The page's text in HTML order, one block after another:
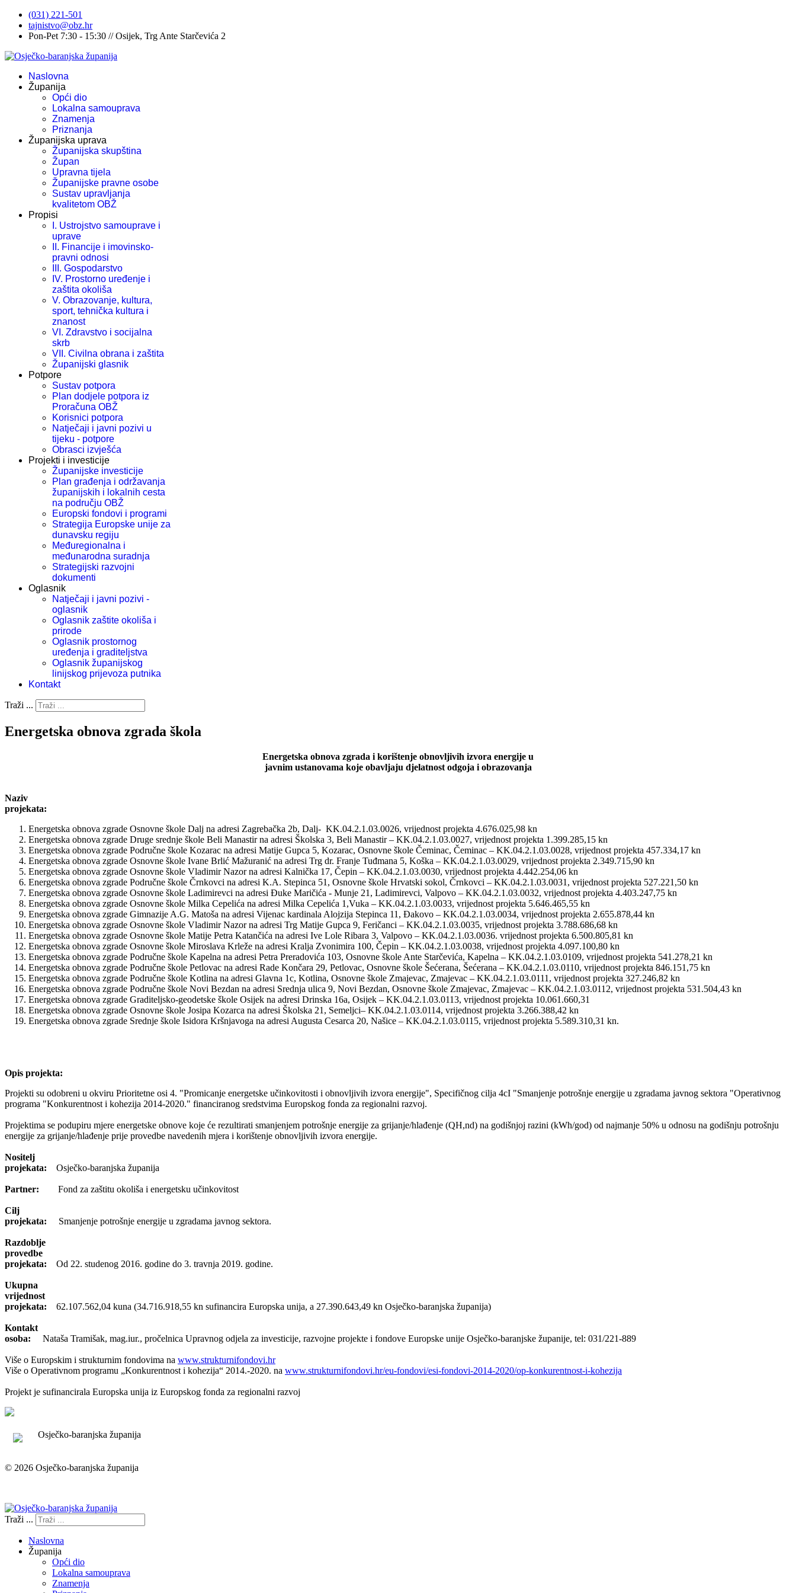
(031) 221-501
tajnistvo@obz.hr
Pon-Pet 7:30 - 15:30 // Osijek, Trg Ante Starčevića 2
Naslovna
Županija
Opći dio
Lokalna samouprava
Znamenja
Priznanja
Županijska uprava
Županijska skupština
Župan
Upravna tijela
Županijske pravne osobe
Sustav upravljanja
kvalitetom OBŽ
Propisi
I. Ustrojstvo samouprave i
uprave
II. Financije i imovinsko-
pravni odnosi
III. Gospodarstvo
IV. Prostorno uređenje i
zaštita okoliša
V. Obrazovanje, kultura,
sport, tehnička kultura i
znanost
VI. Zdravstvo i socijalna
skrb
VII. Civilna obrana i zaštita
Županijski glasnik
Potpore
Sustav potpora
Plan dodjele potpora iz
Proračuna OBŽ
Korisnici potpora
Natječaji i javni pozivi u
tijeku - potpore
Obrasci izvješća
Projekti i investicije
Županijske investicije
Plan građenja i održavanja
županijskih i lokalnih cesta
na području OBŽ
Europski fondovi i programi
Strategija Europske unije za
dunavsku regiju
Međuregionalna i
međunarodna suradnja
Strategijski razvojni
dokumenti
Oglasnik
Natječaji i javni pozivi -
oglasnik
Oglasnik zaštite okoliša i
prirode
Oglasnik prostornog
uređenja i graditeljstva
Oglasnik županijskog
linijskog prijevoza putnika
Kontakt
Traži ...
Energetska obnova zgrada škola
Energetska obnova zgrada i korištenje obnovljivih izvora energije u
javnim ustanovama koje obavljaju djelatnost odgoja i obrazovanja
Naziv
projekata:
Energetska obnova zgrade Osnovne škole Dalj na adresi Zagrebačka 2b, Dalj- KK.04.2.1.03.0026, vrijednost projekta 4.676.025,98 kn
Energetska obnova zgrade Druge srednje škole Beli Manastir na adresi Školska 3, Beli Manastir – KK.04.2.1.03.0027, vrijednost projekta 1.399.285,15 kn
Energetska obnova zgrade Područne škole Kozarac na adresi Matije Gupca 5, Kozarac, Osnovne škole Čeminac, Čeminac – KK.04.2.1.03.0028, vrijednost projekta 457.334,17 kn
Energetska obnova zgrade Osnovne škole Ivane Brlić Mažuranić na adresi Trg dr. Franje Tuđmana 5, Koška – KK.04.2.1.03.0029, vrijednost projekta 2.349.715,90 kn
Energetska obnova zgrade Osnovne škole Vladimir Nazor na adresi Kalnička 17, Čepin – KK.04.2.1.03.0030, vrijednost projekta 4.442.254,06 kn
Energetska obnova zgrade Područne škole Črnkovci na adresi K.A. Stepinca 51, Osnovne škole Hrvatski sokol, Črnkovci – KK.04.2.1.03.0031, vrijednost projekta 527.221,50 kn
Energetska obnova zgrade Osnovne škole Ladimirevci na adresi Đuke Maričića - Munje 21, Ladimirevci, Valpovo – KK.04.2.1.03.0032, vrijednost projekta 4.403.247,75 kn
Energetska obnova zgrade Osnovne škole Milka Cepelića na adresi Milka Cepelića 1,Vuka – KK.04.2.1.03.0033, vrijednost projekta 5.646.465,55 kn
Energetska obnova zgrade Gimnazije A.G. Matoša na adresi Vijenac kardinala Alojzija Stepinca 11, Đakovo – KK.04.2.1.03.0034, vrijednost projekta 2.655.878,44 kn
Energetska obnova zgrade Osnovne škole Vladimir Nazor na adresi Trg Matije Gupca 9, Feričanci – KK.04.2.1.03.0035, vrijednost projekta 3.788.686,68 kn
Energetska obnova zgrade Osnovne škole Matije Petra Katančića na adresi Ive Lole Ribara 3, Valpovo – KK.04.2.1.03.0036. vrijednost projekta 6.500.805,81 kn
Energetska obnova zgrade Osnovne škole Miroslava Krleže na adresi Kralja Zvonimira 100, Čepin – KK.04.2.1.03.0038, vrijednost projekta 4.097.100,80 kn
Energetska obnova zgrade Područne škole Kapelna na adresi Petra Preradovića 103, Osnovne škole Ante Starčevića, Kapelna – KK.04.2.1.03.0109, vrijednost projekta 541.278,21 kn
Energetska obnova zgrade Područne škole Petlovac na adresi Rade Končara 29, Petlovac, Osnovne škole Šećerana, Šećerana – KK.04.2.1.03.0110, vrijednost projekta 846.151,75 kn
Energetska obnova zgrade Područne škole Kotlina na adresi Glavna 1c, Kotlina, Osnovne škole Zmajevac, Zmajevac – KK.04.2.1.03.0111, vrijednost projekta 327.246,82 kn
Energetska obnova zgrade Područne škole Novi Bezdan na adresi Srednja ulica 9, Novi Bezdan, Osnovne škole Zmajevac, Zmajevac – KK.04.2.1.03.0112, vrijednost projekta 531.504,43 kn
Energetska obnova zgrade Graditeljsko-geodetske škole Osijek na adresi Drinska 16a, Osijek – KK.04.2.1.03.0113, vrijednost projekta 10.061.660,31
Energetska obnova zgrade Osnovne škole Josipa Kozarca na adresi Školska 21, Semeljci– KK.04.2.1.03.0114, vrijednost projekta 3.266.388,42 kn
Energetska obnova zgrade Srednje škole Isidora Kršnjavoga na adresi Augusta Cesarca 20, Našice – KK.04.2.1.03.0115, vrijednost projekta 5.589.310,31 kn.
Opis projekta:
Projekti su odobreni u okviru Prioritetne osi 4. "Promicanje energetske učinkovitosti i obnovljivih izvora energije", Specifičnog cilja 4cI "Smanjenje potrošnje energije u zgradama javnog sektora "Operativnog
programa "Konkurentnost i kohezija 2014-2020." financiranog sredstvima Europskog fonda za regionalni razvoj.
Projektima se podupiru mjere energetske obnove koje će rezultirati smanjenjem potrošnje energije za grijanje/hlađenje (QH,nd) na godišnjoj razini (kWh/god) od najmanje 50% u odnosu na godišnju potrošnju
energije za grijanje/hlađenje prije provedbe navedenih mjera i korištenje obnovljivih izvora energije.
Nositelj
projekata: Osječko-baranjska županija
Partner: Fond za zaštitu okoliša i energetsku učinkovitost
Cilj
projekata: Smanjenje potrošnje energije u zgradama javnog sektora.
Razdoblje
provedbe
projekata: Od 22. studenog 2016. godine do 3. travnja 2019. godine.
Ukupna
vrijednost
projekata: 62.107.562,04 kuna (34.716.918,55 kn sufinancira Europska unija, a 27.390.643,49 kn Osječko-baranjska županija)
Kontakt
osoba: Nataša Tramišak, mag.iur., pročelnica Upravnog odjela za investicije, razvojne projekte i fondove Europske unije Osječko-baranjske županije, tel: 031/221-889
Više o Europskim i strukturnim fondovima na www.strukturnifondovi.hr
Više o Operativnom programu „Konkurentnost i kohezija“ 2014.-2020. na www.strukturnifondovi.hr/eu-fondovi/esi-fondovi-2014-2020/op-konkurentnost-i-kohezija
Projekt je sufinancirala Europska unija iz Europskog fonda za regionalni razvoj
Osječko-baranjska županija
© 2026 Osječko-baranjska županija
Traži ...
Naslovna
Županija
Opći dio
Lokalna samouprava
Znamenja